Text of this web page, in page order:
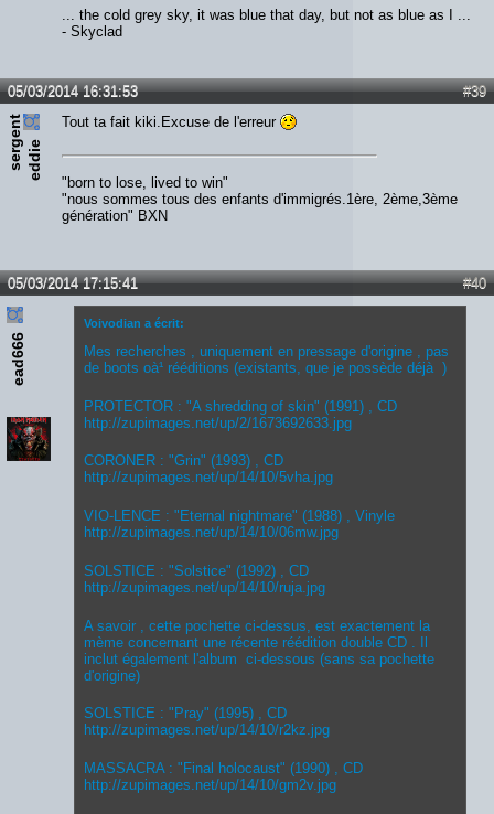
... the cold grey sky, it was blue that day, but not as blue as I ...
- Skyclad
#39
05/03/2014 16:31:53
s
e
rg
e
n
t
e
d
d
ie
Tout ta fait kiki.Excuse de l'erreur
"born to lose, lived to win"
"nous sommes tous des enfants d'immigrés.1ère, 2ème,3ème
génération" BXN
#40
05/03/2014 17:15:41
ead666
Voivodian a écrit:
Mes recherches , uniquement en pressage d'origine , pas
de boots oà¹ rééditions (existants, que je possède déjà )
PROTECTOR : "A shredding of skin" (1991) , CD
http://zupimages.net/up/2/1673692633.jpg
CORONER : "Grin" (1993) , CD
http://zupimages.net/up/14/10/5vha.jpg
VIO-LENCE : "Eternal nightmare" (1988) , Vinyle
http://zupimages.net/up/14/10/06mw.jpg
SOLSTICE : "Solstice" (1992) , CD
http://zupimages.net/up/14/10/ruja.jpg
A savoir , cette pochette ci-dessus, est exactement la
mème concernant une récente réédition double CD . Il
inclut également l'album ci-dessous (sans sa pochette
d'origine)
SOLSTICE : "Pray" (1995) , CD
http://zupimages.net/up/14/10/r2kz.jpg
MASSACRA : "Final holocaust" (1990) , CD
http://zupimages.net/up/14/10/gm2v.jpg